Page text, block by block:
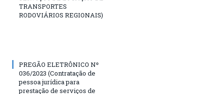
TRANSPORTES
RODOVIÁRIOS REGIONAIS)
PREGÃO ELETRÔNICO Nº
036/2023 (Contratação de
pessoa jurídica para
prestação de serviços de